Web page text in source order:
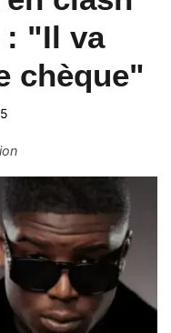
: "Il va
chèque"